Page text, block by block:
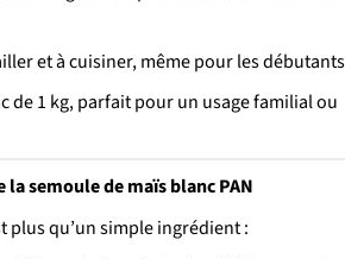
et à cuisiner, même pour les
de 1 kg, parfait pour un usage familial ou
semoule de maïs blanc PAN
plus qu’un simple ingrédient :